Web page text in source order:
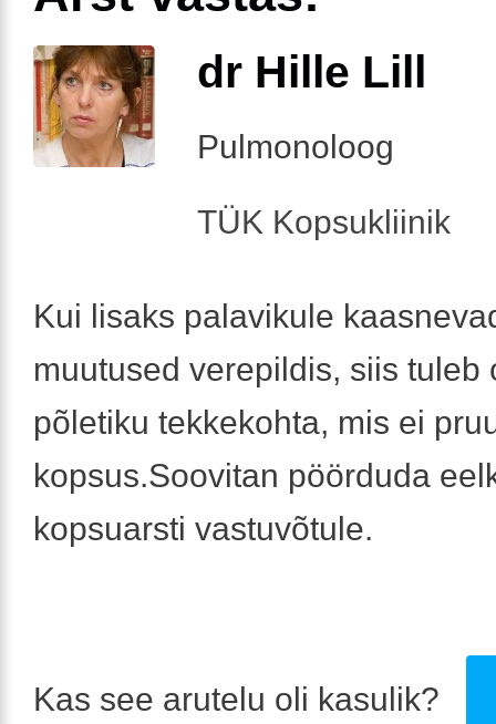
dr Hille Lill
Pulmonoloog
TÜK Kopsukliinik
Kui lisaks palavikule
muutused verepildis, siis tuleb
põletiku tekkekohta, mis ei
kopsus.Soovitan pöörduda
kopsuarsti vastuvõtule.
Kas see arutelu oli kasulik?